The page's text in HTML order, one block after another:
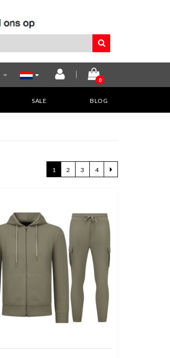
0
SALE BLOG
1 2 3 4